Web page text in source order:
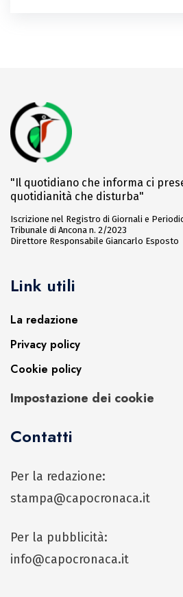
"Il quotidiano che informa ci
quotidianità che disturba"
Iscrizione nel Registro di Giornali e
Tribunale di Ancona n. 2/2023
Direttore Responsabile Giancarlo Esposto
Link utili
La redazione
Privacy policy
Cookie policy
Impostazione dei cookie
Contatti
Per la redazione:
stampa@capocronaca.it
Per la pubblicità:
info@capocronaca.it